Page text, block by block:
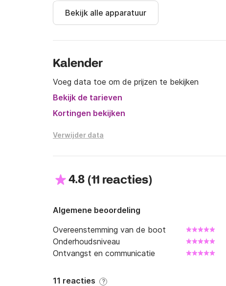
Bekijk alle apparatuur
Kalender
Voeg data toe om de prijzen te bekijken
Bekijk de tarieven
Kortingen bekijken
Verwijder data
4.8 (11 reacties)
Algemene beoordeling
Overeenstemming van de boot
Onderhoudsniveau
Ontvangst en communicatie
11 reacties ?